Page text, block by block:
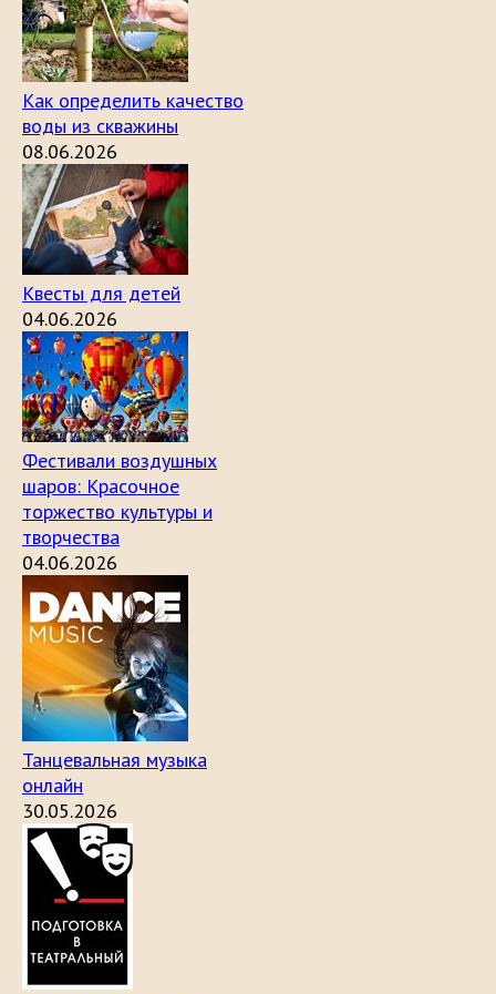
Как определить качество
воды из скважины
08.06.2026
Квесты для детей
04.06.2026
Фестивали воздушных
шаров: Красочное
торжество культуры и
творчества
04.06.2026
Танцевальная музыка
онлайн
30.05.2026